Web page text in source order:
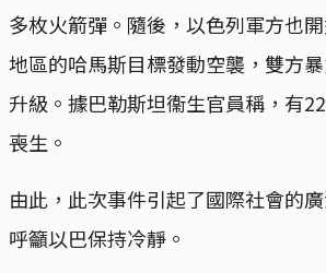
多枚火箭彈。隨後，以色列軍方也
地區的哈馬斯目標發動空襲，雙方
升級。據巴勒斯坦衞生官員稱，有
喪生。
由此，此次事件引起了國際社會的
呼籲以巴保持冷靜。